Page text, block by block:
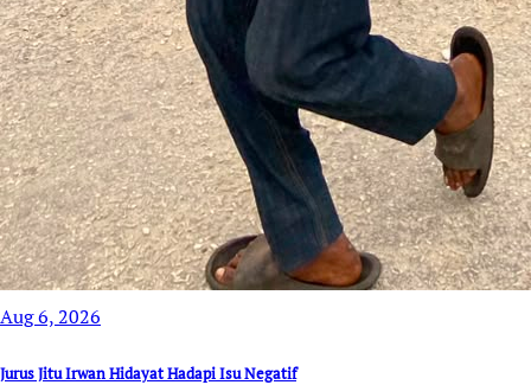
Aug 6, 2026
Jurus Jitu Irwan Hidayat Hadapi Isu Negatif